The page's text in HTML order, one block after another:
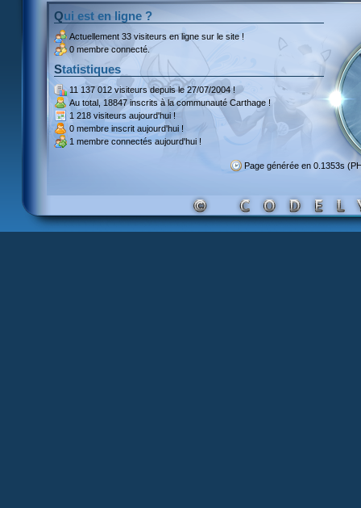
Qui est en ligne ?
Actuellement 33 visiteurs en ligne sur le site !
0 membre connecté.
Statistiques
11 137 012 visiteursdepuis le 27/07/2004 !
Au total, 18847 inscritsà la communauté Carthage !
1 218 visiteurs aujourd'hui !
0 membre inscrit aujourd'hui !
1 membre connectés aujourd'hui !
Page générée en 0.1353s